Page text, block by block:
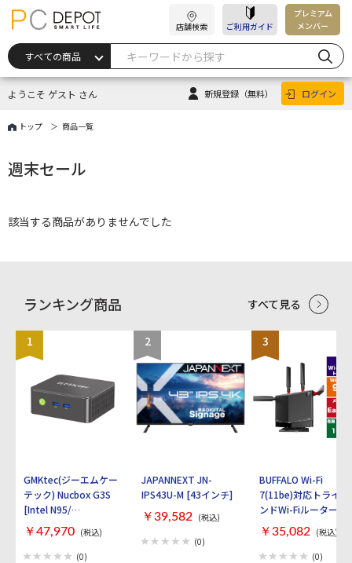
店舗検索 ご利用ガイド
プレミアム
メンバー
ようこそ ゲスト さん 新規登録 （無料） ログイン
トップ 商品一覧
週末セール
該当する商品がありませんでした
ランキング商品 すべて見る
1
GMKtec(ジーエムケー
テック) Nucbox G3S
[Intel N95/
RAM:16GB/
SSD:512GB/ Windows
11 Pro]
￥47,970 (税込)
(0)
2
JAPANNEXT JN-
IPS43U-M [43インチ]
￥39,582 (税込)
(0)
3
BUFFALO Wi-Fi
7(11be)対応トライバ
ンドWi-Fiルーター
AirStation
WXR9300BE6P [ブラ
ック]
￥35,082 (税込)
(0)